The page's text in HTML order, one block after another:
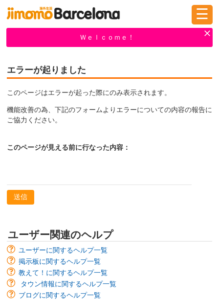
新規登録
掲示板 タウン情報 教えて！
ニュース イベント 求人
物件 習い事
☰
Ｗｅｌｃｏｍｅ！
エラーが起りました
このページはエラーが起った際にのみ表示されます。
機能改善の為、下記のフォームよりエラーについての内容の報告に
ご協力ください。
このページが見える前に行なった内容：
送信
ユーザー関連のヘルプ
ユーザーに関するヘルプ一覧
掲示板に関するヘルプ一覧
教えて！に関するヘルプ一覧
タウン情報に関するヘルプ一覧
ブログに関するヘルプ一覧